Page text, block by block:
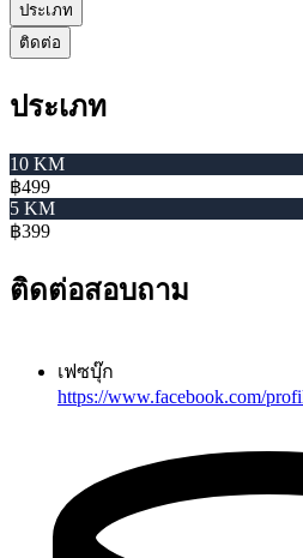
ประเภท
ติดต่อ
ประเภท
10 KM
฿499
5 KM
฿399
ติดต่อสอบถาม
เฟซบุ๊ก
https://www.facebook.com/